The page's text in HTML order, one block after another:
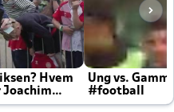
Hvem
Joachim
Ung vs.
#football